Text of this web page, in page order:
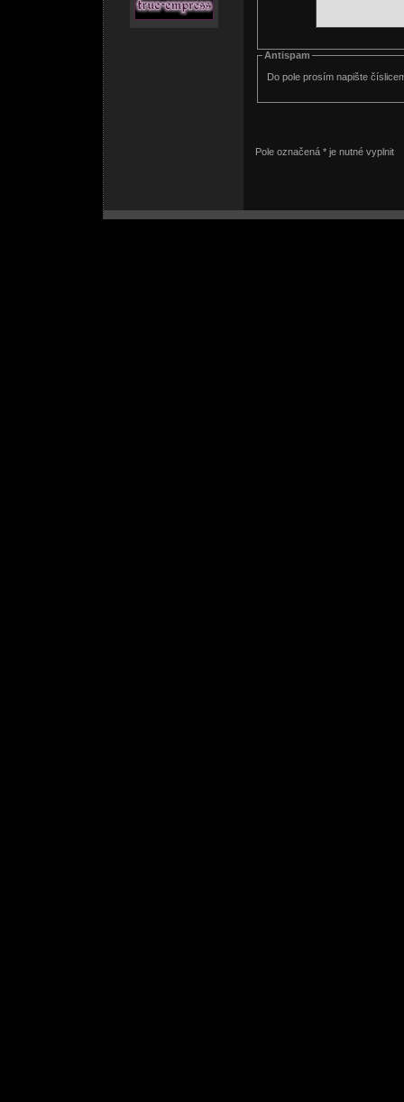
Antispam
Do pole prosím napište
Pole označená * je nutné vyplnit